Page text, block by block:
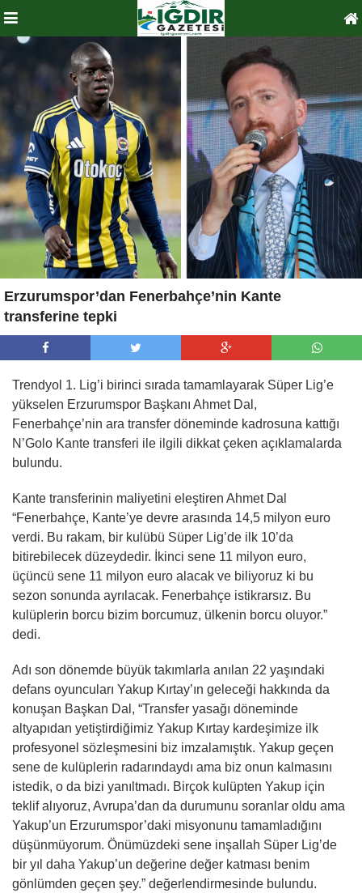
Erzurumspor’dan Fenerbahçe’nin Kante
transferine tepki
Trendyol 1. Lig’i birinci sırada tamamlayarak Süper Lig’e
yükselen Erzurumspor Başkanı Ahmet Dal,
Fenerbahçe’nin ara transfer döneminde kadrosuna kattığı
N’Golo Kante transferi ile ilgili dikkat çeken açıklamalarda
bulundu.
Kante transferinin maliyetini eleştiren Ahmet Dal
“Fenerbahçe, Kante’ye devre arasında 14,5 milyon euro
verdi. Bu rakam, bir kulübü Süper Lig’de ilk 10’da
bitirebilecek düzeydedir. İkinci sene 11 milyon euro,
üçüncü sene 11 milyon euro alacak ve biliyoruz ki bu
sezon sonunda ayrılacak. Fenerbahçe istikrarsız. Bu
kulüplerin borcu bizim borcumuz, ülkenin borcu oluyor.”
dedi.
Adı son dönemde büyük takımlarla anılan 22 yaşındaki
defans oyuncuları Yakup Kırtay’ın geleceği hakkında da
konuşan Başkan Dal, “Transfer yasağı döneminde
altyapıdan yetiştirdiğimiz Yakup Kırtay kardeşimize ilk
profesyonel sözleşmesini biz imzalamıştık. Yakup geçen
sene de kulüplerin radarındaydı ama biz onun kalmasını
istedik, o da bizi yanıltmadı. Birçok kulüpten Yakup için
teklif alıyoruz, Avrupa’dan da durumunu soranlar oldu ama
Yakup’un Erzurumspor’daki misyonunu tamamladığını
düşünmüyorum. Önümüzdeki sene inşallah Süper Lig’de
bir yıl daha Yakup’un değerine değer katması benim
gönlümden geçen şey.” değerlendirmesinde bulundu.